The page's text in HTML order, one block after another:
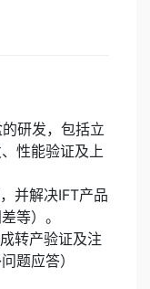
研发，包括立
性能验证及上
并解决IFT产品
等）。
转产验证及注